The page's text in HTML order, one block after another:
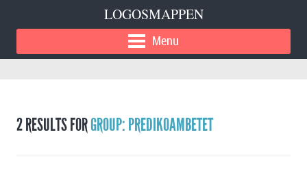
LOGOSMAPPEN
Menu
2 RESULTS FORGROUP: PREDIKOAMBETET